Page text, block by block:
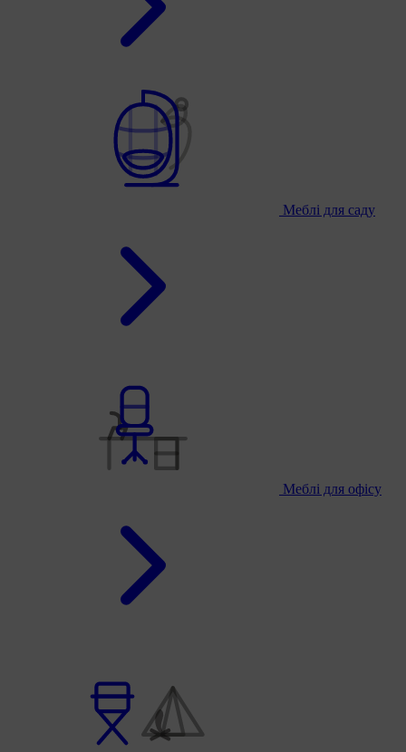
Меблі для саду
Меблі для офісу